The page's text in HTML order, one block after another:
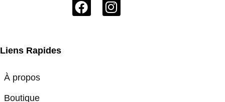
Liens Rapides
À propos
Boutique